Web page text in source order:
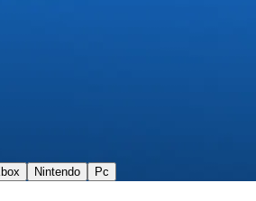
Nintendo Pc